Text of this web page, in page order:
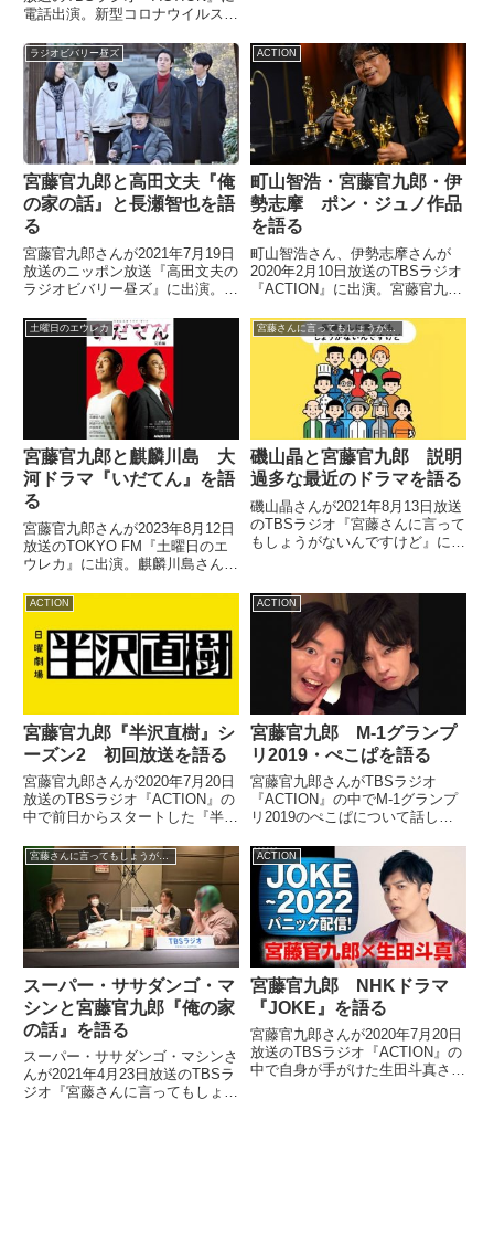
電話出演。新型コロナウイルス感
話していました。（幸坂理加）今
日もお休み中の宮藤官九郎さんに
代わりまして、主婦にして女優の
伊勢志摩さんとお送...
ラジオビバリー昼ズ
宮藤官九郎と高田文夫『俺
の家の話』と長瀬智也を語
る
宮藤官九郎さんが2021年7月19日
放送のニッポン放送『高田文夫の
ラジオビバリー昼ズ』に出演。高
話』や長瀬智也さんについて話し
てました。
ACTION
町山智浩・宮藤官九郎・伊
勢志摩 ポン・ジュノ作品
を語る
町山智浩さん、伊勢志摩さんが
2020年2月10日放送のTBSラジオ
『ACTION』に出演。宮藤官九郎
族』をはじめとしたポン・ジュノ
監督作品について話していまし
た。町山さんも残って下さり…
#action954パラ...
土曜日のエウレカ
宮藤官九郎と麒麟川島 大
河ドラマ『いだてん』を語
る
宮藤官九郎さんが2023年8月12日
放送のTOKYO FM『土曜日のエ
ウレカ』に出演。麒麟川島さんと
話していました。
宮藤さんに言ってもしょうがないんですけど
磯山晶と宮藤官九郎 説明
過多な最近のドラマを語る
磯山晶さんが2021年8月13日放送
のTBSラジオ『宮藤さんに言って
もしょうがないんですけど』に出
ラマについて話していました。
ACTION
宮藤官九郎『半沢直樹』シ
ーズン2 初回放送を語る
宮藤官九郎さんが2020年7月20日
放送のTBSラジオ『ACTION』の
中で前日からスタートした『半沢
想を話していました。＼2話放送
までのお楽しみ?／日曜日が待ち
遠しい...その間にホームページも
どんどん更新し...
ACTION
宮藤官九郎 M-1グランプ
リ2019・ぺこぱを語る
宮藤官九郎さんがTBSラジオ
『ACTION』の中でM-1グランプ
リ2019のぺこぱについて話して
M-1は俺、全部見れていないんで
すよ。ただ、うちの家族は完全に
ぺこぱさんを推していて。で、帰
った後に「どっちが勝っ...
宮藤さんに言ってもしょうがないんですけど
スーパー・ササダンゴ・マ
シンと宮藤官九郎『俺の家
の話』を語る
スーパー・ササダンゴ・マシンさ
んが2021年4月23日放送のTBSラ
ジオ『宮藤さんに言ってもしょう
ACTION
宮藤官九郎 NHKドラマ
『JOKE』を語る
宮藤官九郎さんが2020年7月20日
放送のTBSラジオ『ACTION』の
中で自身が手がけた生田斗真さん